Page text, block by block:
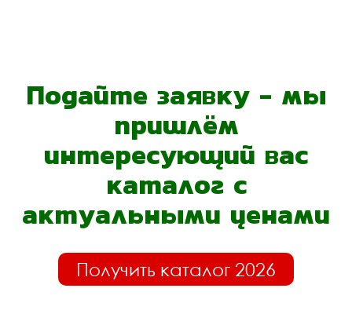
Подайте заявку - мы
пришлём
интересующий вас
каталог с
актуальными ценами
Получить каталог 2026